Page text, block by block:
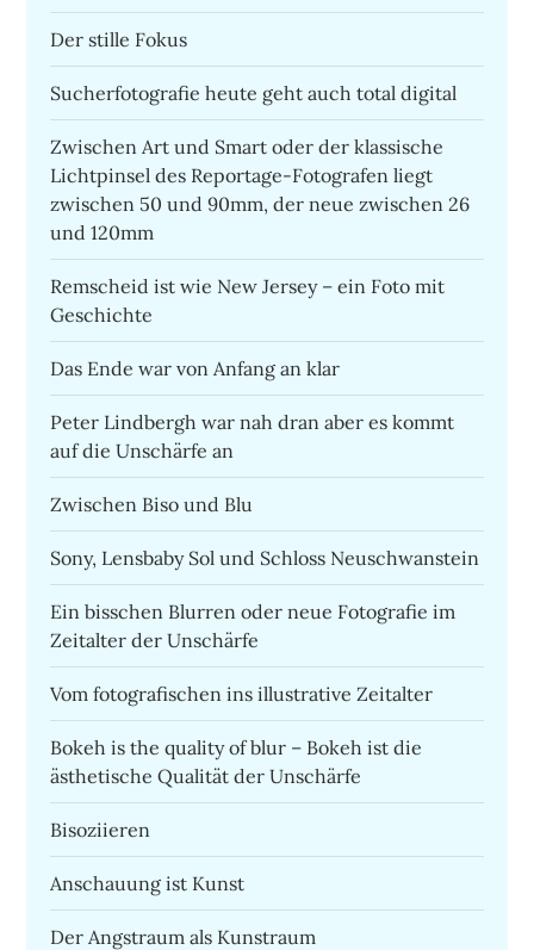
Der stille Fokus
Sucherfotografie heute geht auch total digital
Zwischen Art und Smart oder der klassische
Lichtpinsel des Reportage-Fotografen liegt
zwischen 50 und 90mm, der neue zwischen 26
und 120mm
Remscheid ist wie New Jersey – ein Foto mit
Geschichte
Das Ende war von Anfang an klar
Peter Lindbergh war nah dran aber es kommt
auf die Unschärfe an
Zwischen Biso und Blu
Sony, Lensbaby Sol und Schloss Neuschwanstein
Ein bisschen Blurren oder neue Fotografie im
Zeitalter der Unschärfe
Vom fotografischen ins illustrative Zeitalter
Bokeh is the quality of blur – Bokeh ist die
ästhetische Qualität der Unschärfe
Bisoziieren
Anschauung ist Kunst
Der Angstraum als Kunstraum